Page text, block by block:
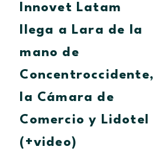
mano
de
Cámara
Comercio
Lidotel
Innovet Latam
llega a Lara de la
mano de
Concentroccidente,
la Cámara de
Comercio y Lidotel
(+video)